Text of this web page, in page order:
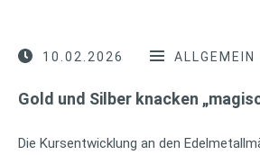
10.02.2026 ALLGEMEIN
Gold und Silber knacken
Die Kursentwicklung an den